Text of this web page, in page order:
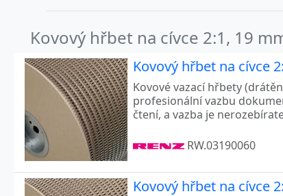
Kovový hřbet na cívce 2:1, 19
Kovový hřbet na cívce
Kovové vazací hřbety
profesionální vazbu
čtení, a vazba je
RW.03190060
Kovový hřbet na cívce